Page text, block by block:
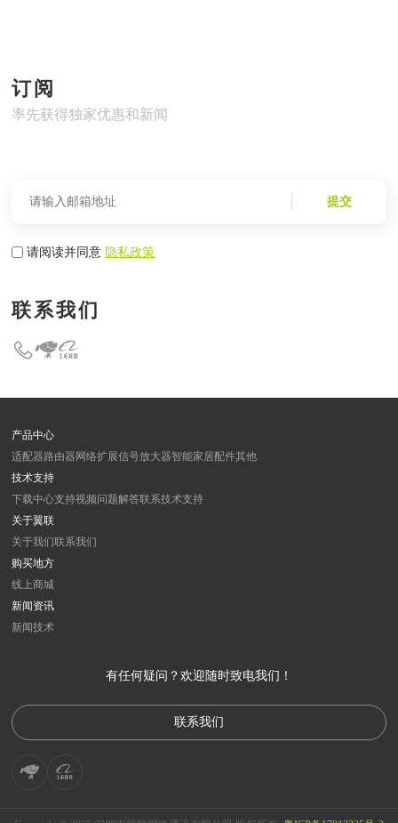
订阅
率先获得独家优惠和新闻
提交
请阅读并同意隐私政策
联系我们
产品中心
适配器路由器网络扩展信号放大器智能家居配件其他
技术支持
下载中心支持视频问题解答联系技术支持
关于翼联
关于我们联系我们
购买地方
线上商城
新闻资讯
新闻技术
有任何疑问？欢迎随时致电我们！
联系我们